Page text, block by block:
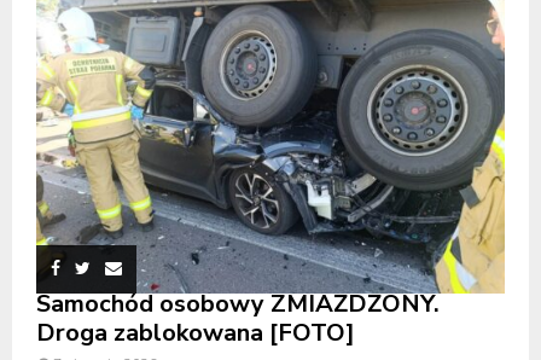
Samochód osobowy ZMIAŻDŻONY.
Droga zablokowana [FOTO]